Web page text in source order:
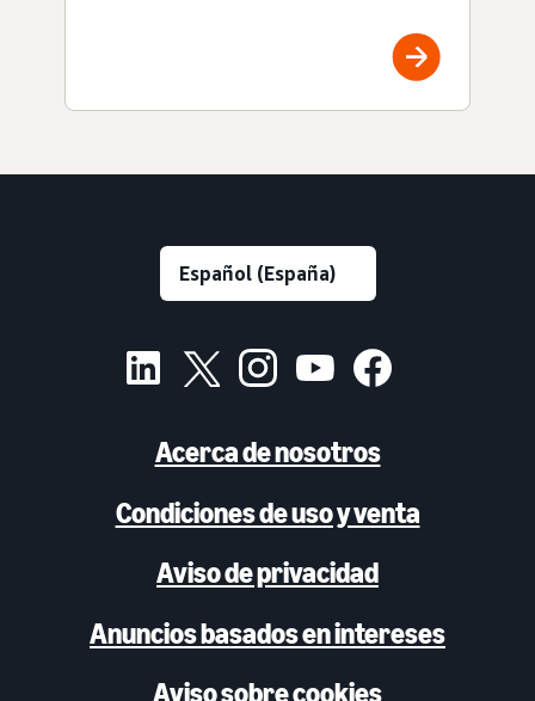
Acerca de nosotros
Condiciones de uso y venta
Aviso de privacidad
Anuncios basados en intereses
Aviso sobre cookies